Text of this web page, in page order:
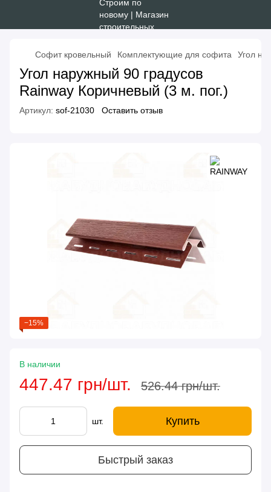
Софит кровельный Комплектующие для софита Угол
Угол наружный 90 градусов
Rainway Коричневый (3 м. пог.)
Артикул: sof-21030 Оставить отзыв
−15%
В наличии
447.47 грн/шт. 526.44 грн/шт.
шт. Купить
Быстрый заказ